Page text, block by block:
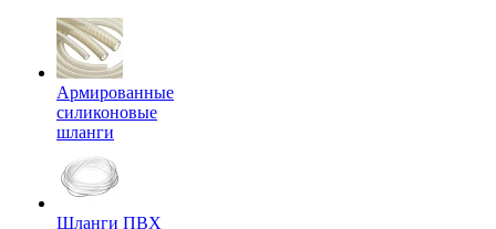
Армированные
силиконовые
шланги
Шланги ПВХ